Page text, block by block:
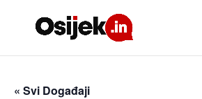
« Svi Događaji